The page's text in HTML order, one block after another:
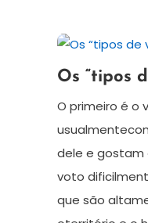
8
de
agosto
Redação
Os “tipos
O primeiro é o
dele e gostam
voto
que são